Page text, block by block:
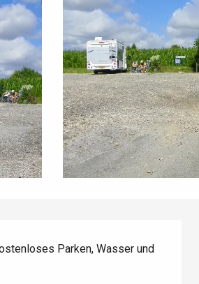
Parken, Wasser und